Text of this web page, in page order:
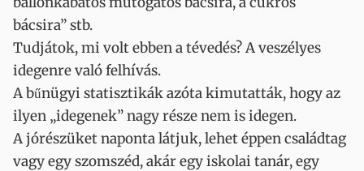
bácsira” stb.
Tudjátok, mi volt ebben a tévedés? A veszélyes
idegenre való felhívás.
A bűnügyi statisztikák azóta kimutatták, hogy az
ilyen „idegenek” nagy része nem is idegen.
A jórészüket naponta látjuk, lehet éppen családtag
vagy egy szomszéd, akár egy iskolai tanár, egy